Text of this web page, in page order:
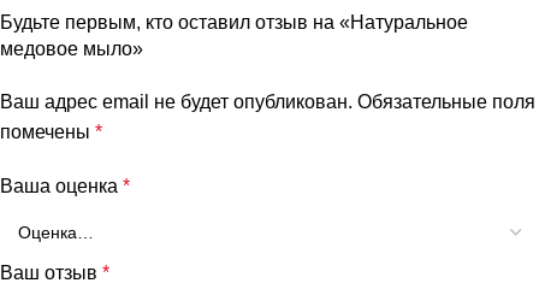
Будьте первым, кто оставил отзыв на «Натуральное
медовое мыло»
Ваш адрес email не будет опубликован. Обязательные поля
помечены *
Ваша оценка *
Ваш отзыв *